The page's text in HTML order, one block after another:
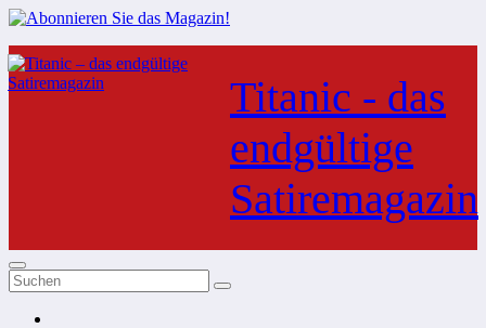
Zum
Inhalt
springen
Titanic - das
endgültige
Satiremagazin